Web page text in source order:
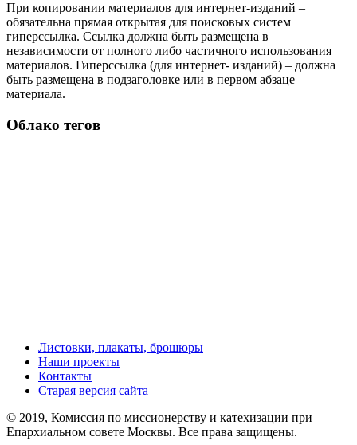
При копировании материалов для интернет-изданий –
обязательна прямая открытая для поисковых систем
гиперссылка. Ссылка должна быть размещена в
независимости от полного либо частичного использования
материалов. Гиперссылка (для интернет- изданий) – должна
быть размещена в подзаголовке или в первом абзаце
материала.
Облако тегов
Листовки, плакаты, брошюры
Наши проекты
Контакты
Старая версия сайта
© 2019, Комиссия по миссионерству и катехизации при
Епархиальном совете Москвы. Все права защищены.